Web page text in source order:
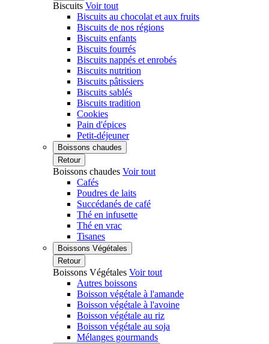
Biscuits Voir tout
Biscuits au chocolat et aux fruits
Biscuits de nos régions
Biscuits enfants
Biscuits fourrés
Biscuits nappés et enrobés
Biscuits nutrition
Biscuits pâtissiers
Biscuits sablés
Biscuits tradition
Cookies
Pain d'épices
Petit-déjeuner
Boissons chaudes
Retour
Boissons chaudes Voir tout
Cafés
Poudres de laits
Succédanés de café
Thé en infusette
Thé en vrac
Tisanes
Boissons Végétales
Retour
Boissons Végétales Voir tout
Autres boissons
Boisson végétale à l'amande
Boisson végétale à l'avoine
Boisson végétale au riz
Boisson végétale au soja
Mélanges gourmands